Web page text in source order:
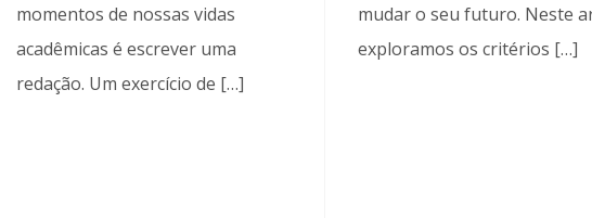
momentos de nossas vidas
acadêmicas é escrever uma
redação. Um exercício de […]
mudar o seu futuro. Neste
exploramos os critérios […]